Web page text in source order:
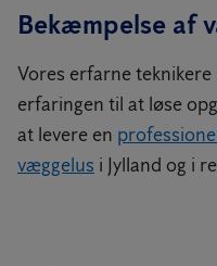
Bekæmpelse af
Vores erfarne
erfaringen til at løse
at levere en
væggelus i Jylland og i